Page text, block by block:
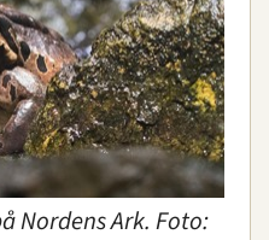
Nordens Ark. Foto: